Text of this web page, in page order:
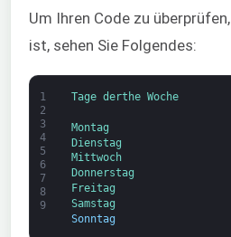
Um Ihren Code zu
ist, sehen Sie Folgendes:
1
2
3
4
5
6
7
8
9
Tage derthe Woche
Montag
Dienstag
Mittwoch
Donnerstag
Freitag
Samstag
Sonntag